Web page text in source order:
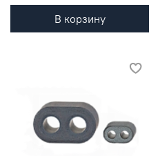
В корзину